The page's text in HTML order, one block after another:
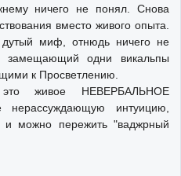
ничего не понял. Снова
вместо живого опыта.
дутый миф, отнюдь ничего не
одни викальпы
к Просветлению.
живое НЕВЕРБАЛЬНОЕ
нерассуждающую интуицию,
и можно пережить "ваджрный